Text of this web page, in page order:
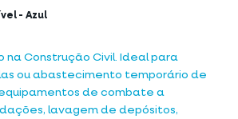
- Azul
na Construção Civil. Ideal para
ou abastecimento temporário de
de combate a
lavagem de depósitos,